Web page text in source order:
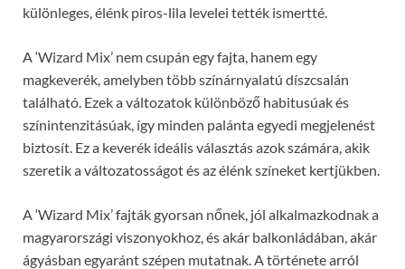
különleges, élénk piros-lila levelei tették ismertté.
A ‘Wizard Mix’ nem csupán egy fajta, hanem egy
magkeverék, amelyben több színárnyalatú díszcsalán
található. Ezek a változatok különböző habitusúak és
színintenzitásúak, így minden palánta egyedi megjelenést
biztosít. Ez a keverék ideális választás azok számára, akik
szeretik a változatosságot és az élénk színeket kertjükben.
A ‘Wizard Mix’ fajták gyorsan nőnek, jól alkalmazkodnak a
magyarországi viszonyokhoz, és akár balkonládában, akár
ágyásban egyaránt szépen mutatnak. A története arról